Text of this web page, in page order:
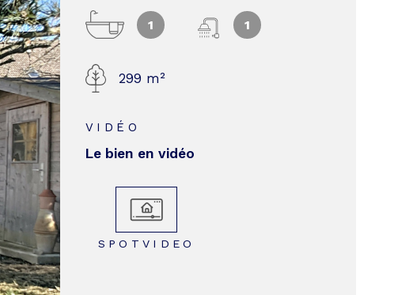
1 1
299 m²
VIDÉO
Le bien en vidéo
SPOTVIDEO